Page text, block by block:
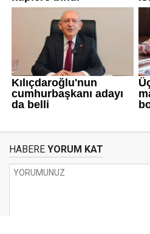
HABERE YORUM KAT